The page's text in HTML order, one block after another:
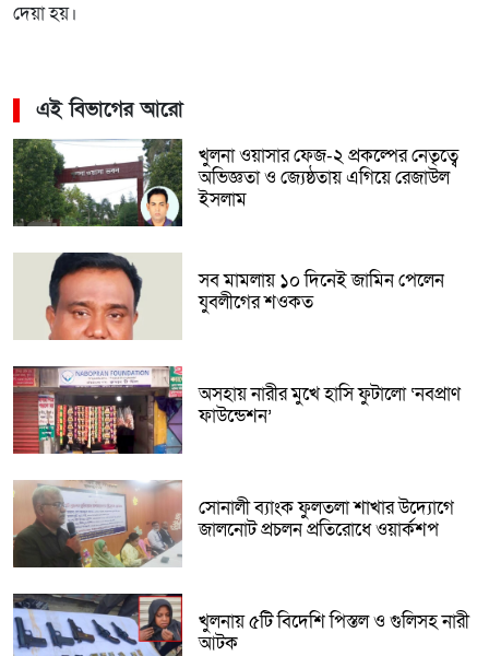
দেয়া হয়।
এই বিভাগের আরো
খুলনা ওয়াসার ফেজ-২ প্রকল্পের নেতৃত্বে
অভিজ্ঞতা ও জ্যেষ্ঠতায় এগিয়ে রেজাউল
ইসলাম
সব মামলায় ১০ দিনেই জামিন পেলেন
যুবলীগের শওকত
অসহায় নারীর মুখে হাসি ফুটালো ‘নবপ্রাণ
ফাউন্ডেশন’
সোনালী ব্যাংক ফুলতলা শাখার উদ্যোগে
জালনোট প্রচলন প্রতিরোধে ওয়ার্কশপ
খুলনায় ৫টি বিদেশি পিস্তল ও গুলিসহ নারী
আটক